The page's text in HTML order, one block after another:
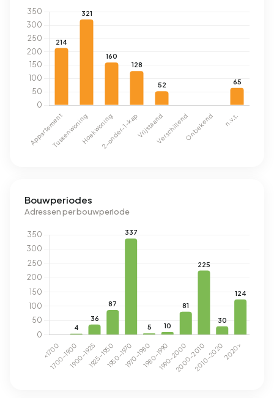
Bouwperiodes
Adressen per bouwperiode